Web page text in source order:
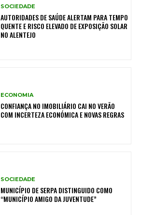
SOCIEDADE
AUTORIDADES DE SAÚDE ALERTAM PARA TEMPO
QUENTE E RISCO ELEVADO DE EXPOSIÇÃO SOLAR
NO ALENTEJO
ECONOMIA
CONFIANÇA NO IMOBILIÁRIO CAI NO VERÃO
COM INCERTEZA ECONÓMICA E NOVAS REGRAS
SOCIEDADE
MUNICÍPIO DE SERPA DISTINGUIDO COMO
“MUNICÍPIO AMIGO DA JUVENTUDE”